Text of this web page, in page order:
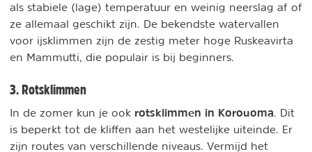
als stabiele (lage) temperatuur en weinig neerslag af of
ze allemaal geschikt zijn. De bekendste watervallen
voor ijsklimmen zijn de zestig meter hoge Ruskeavirta
en Mammutti, die populair is bij beginners.
3. Rotsklimmen
In de zomer kun je ook rotsklimmen in Korouoma . Dit
is beperkt tot de kliffen aan het westelijke uiteinde. Er
zijn routes van verschillende niveaus. Vermijd het